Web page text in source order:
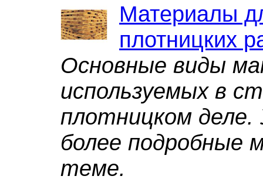
Материалы
плотницких
Основные виды
используемых в
плотницком деле.
более подробные
теме.